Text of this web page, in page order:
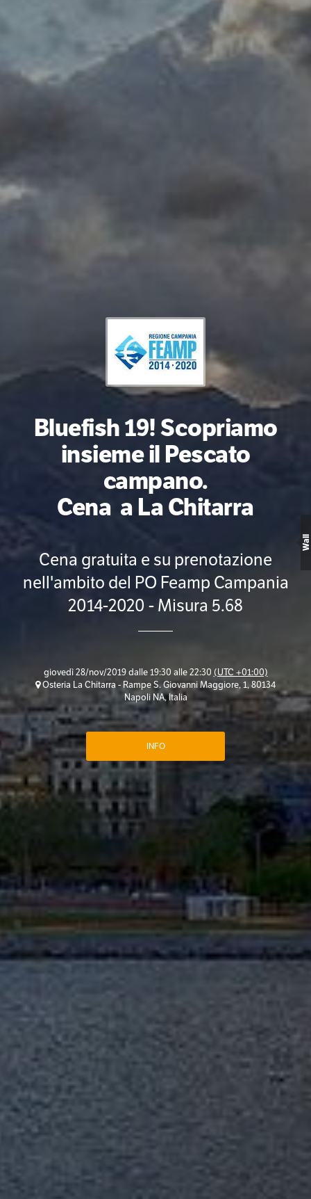
Bluefish 19! Scopriamo
insieme il Pescato
campano.
Cena a La Chitarra
Cena gratuita e su prenotazione
nell'ambito del PO Feamp Campania
2014-2020 - Misura 5.68
giovedì 28/nov/2019 dalle 19:30 alle 22:30 (UTC +01:00)
Osteria La Chitarra - Rampe S. Giovanni Maggiore, 1, 80134
Napoli NA, Italia
INFO
Wall